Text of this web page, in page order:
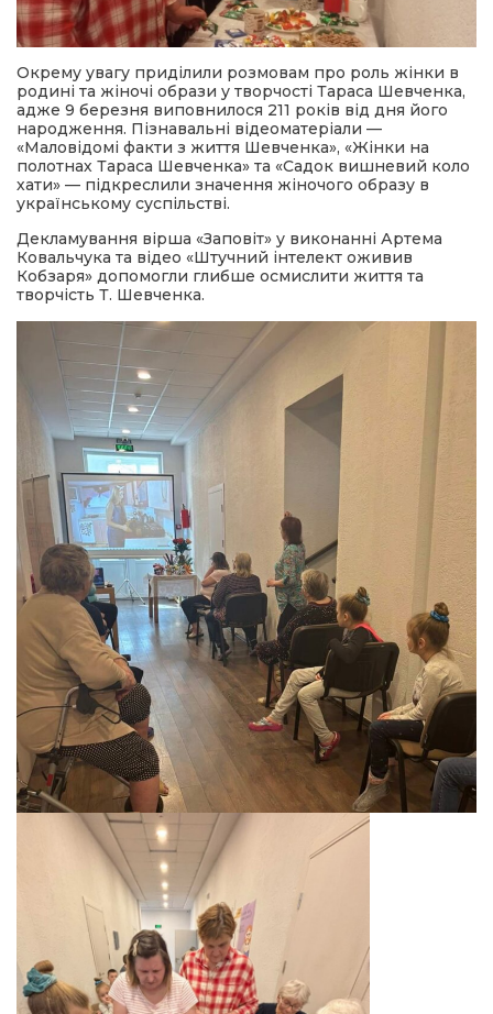
Окрему увагу приділили розмовам про роль жінки в
родині та жіночі образи у творчості Тараса Шевченка,
адже 9 березня виповнилося 211 років від дня його
народження. Пізнавальні відеоматеріали —
«Маловідомі факти з життя Шевченка», «Жінки на
полотнах Тараса Шевченка» та «Садок вишневий коло
хати» — підкреслили значення жіночого образу в
українському суспільстві.
Декламування вірша «Заповіт» у виконанні Артема
Ковальчука та відео «Штучний інтелект оживив
Кобзаря» допомогли глибше осмислити життя та
творчість Т. Шевченка.